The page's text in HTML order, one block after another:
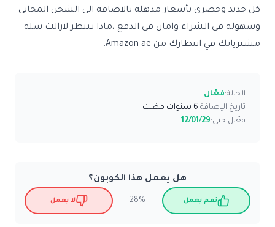
كل جديد وحصري بأسعار مذهلة بالاضافة الى الشحن المجاني
وسهولة في الشراء وامان في الدفع ،ماذا تنتظر لازالت سلة
مشترياتك في انتظارك من Amazon ae.
الحالة:فعّال
تاريخ الإضافة:6 سنوات مضت
فعّال حتى:12/01/29
هل يعمل هذا الكوبون؟
نعم يعمل 28% لا يعمل